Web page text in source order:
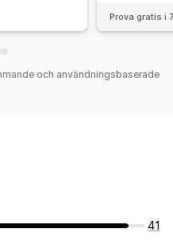
Prova gratis i
och användningsbaserade
41